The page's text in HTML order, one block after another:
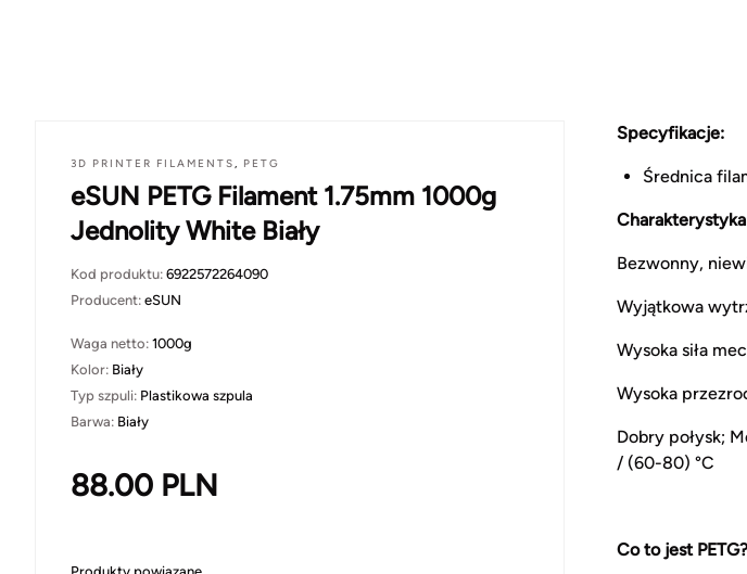
3D PRINTER FILAMENTS, PETG
eSUN PETG Filament 1.75mm 1000g
Jednolity White Biały
Kod produktu: 6922572264090
Producent: eSUN
Waga netto: 1000g
Kolor: Biały
Typ szpuli: Plastikowa szpula
Barwa: Biały
88.00 PLN
Specyfikacje:
Średnica
Charakterystyka
Bezwonny,
Wyjątkowa
Wysoka siła
Wysoka
Dobry połysk;
/ (60-80) °C
Co to jest PETG?